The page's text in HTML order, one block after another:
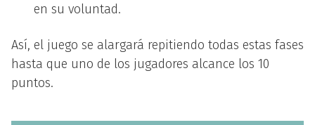
en su voluntad.
Así, el juego se alargará repitiendo todas estas fases
hasta que uno de los jugadores alcance los 10
puntos.